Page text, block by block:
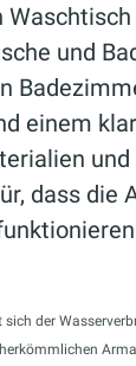
und
einem
und
dass die
der